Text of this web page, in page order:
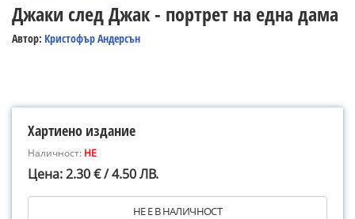
Джаки след Джак - портрет на една дама
Автор: Кристофър Андерсън
Хартиено издание
Наличност: НЕ
Цена: 2.30 € / 4.50 ЛВ.
НЕ Е В НАЛИЧНОСТ